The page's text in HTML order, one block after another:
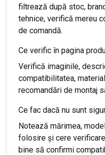
filtrează după stoc,
tehnice, verifică mereu
de comandă.
Ce verific în pagina
Verifică imaginile,
compatibilitatea,
recomandări de montaj
Ce fac dacă nu sunt
Notează mărimea,
folosire și cere
bine să confirmi